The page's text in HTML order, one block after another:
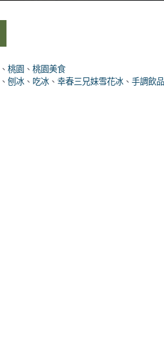
、桃園 、桃園美食
、刨冰 、 吃冰 、幸春三兄妹雪花冰 、手調飲品